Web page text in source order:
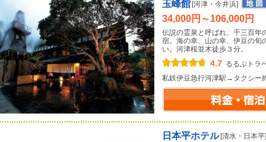
玉峰館 [河津・今井浜]
34,000円～106,000円
伝説の霊泉と呼ばれ、千三百年
宿。海の幸、山の幸、伊豆の旬
い。河津桜並木徒歩３分。
4.7 るるぶトラ
私鉄伊豆急行河津駅→タクシー
日本平ホテル [清水・日本平]